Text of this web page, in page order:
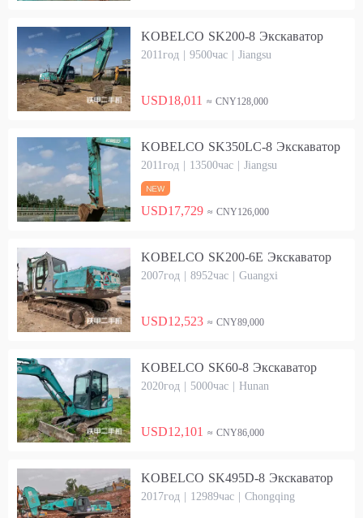
KOBELCO SK200-8 Экскаватор
2011год | 9500час | Jiangsu
USD18,011 ≈ CNY128,000
KOBELCO SK350LC-8 Экскаватор
2011год | 13500час | Jiangsu
USD17,729 ≈ CNY126,000
KOBELCO SK200-6E Экскаватор
2007год | 8952час | Guangxi
USD12,523 ≈ CNY89,000
KOBELCO SK60-8 Экскаватор
2020год | 5000час | Hunan
USD12,101 ≈ CNY86,000
KOBELCO SK495D-8 Экскаватор
2017год | 12989час | Chongqing